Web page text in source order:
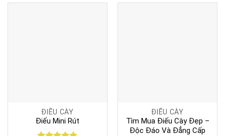
ĐIẾU CÀY
Điếu Mini Rút
ĐIẾU CÀY
Tìm Mua Điếu Cày Đẹp –
Độc Đáo Và Đẳng Cấp